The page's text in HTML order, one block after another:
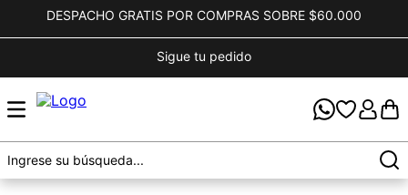
DESPACHO GRATIS POR COMPRAS SOBRE $60.000
Sigue tu pedido